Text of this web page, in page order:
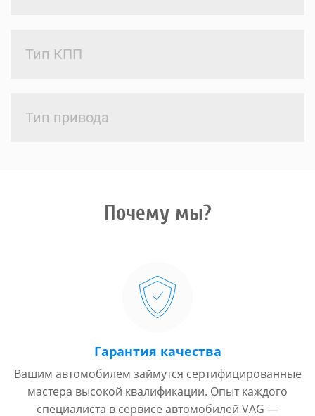
Тип КПП
Тип привода
Почему мы?
Гарантия качества
Вашим автомобилем займутся сертифицированные
мастера высокой квалификации. Опыт каждого
специалиста в сервисе автомобилей VAG —